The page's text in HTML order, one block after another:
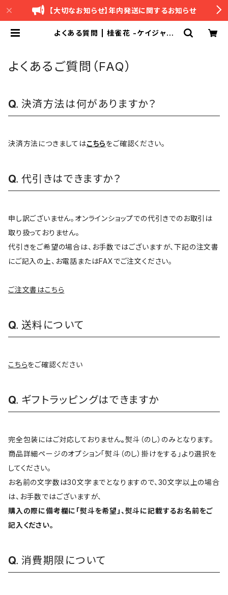
【大切なお知らせ】年内発送に関するお知らせ
よくある質問 | 桂雀花 -ケイジャン
よくあるご質問（FAQ）
決済方法は何がありますか？
決済方法につきましてはこちらをご確認ください。
代引きはできますか？
申し訳ございません。オンラインショップでの代引きでのお取引は
取り扱っておりません。
代引きをご希望の場合は、お手数ではございますが、下記の注文書
にご記入の上、お電話またはFAXでご注文ください。
ご注文書はこちら
送料について
こちらをご確認ください
ギフトラッピングはできますか
完全包装にはご対応しておりません。熨斗（のし）のみとなります。
商品詳細ページのオプション「熨斗（のし）掛けをする」より選択を
してください。
お名前の文字数は30文字までとなりますので、30文字以上の場合
は、お手数ではございますが、
購入の際に備考欄に「熨斗を希望」、熨斗に記載するお名前をご
記入ください。
消費期限について